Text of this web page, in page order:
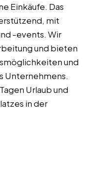
Einkäufe. Das
mit
-events. Wir
und bieten
und
Unternehmens.
Urlaub und
in der